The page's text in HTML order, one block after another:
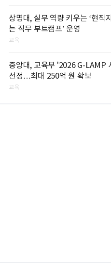
상명대, 실무 역량 키우는 ‘현직
는 직무 부트캠프’ 운영
교육
중앙대, 교육부 '2026 G-LAMP
선정…최대 250억 원 확보
교육